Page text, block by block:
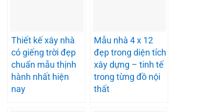
Thiết kế xây nhà
có giếng trời đẹp
chuẩn mẫu thịnh
hành nhất hiện
nay
Mẫu nhà 4 x 12
đẹp trong diện tích
xây dựng – tinh tế
trong từng đồ nội
thất